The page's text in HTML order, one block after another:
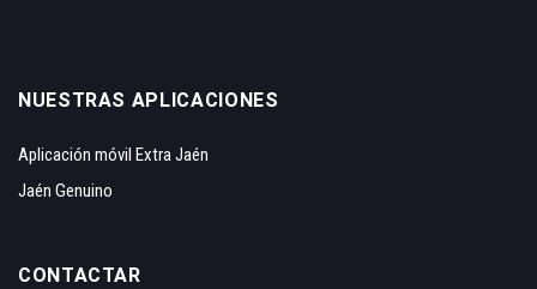
NUESTRAS APLICACIONES
Aplicación móvil Extra Jaén
Jaén Genuino
CONTACTAR